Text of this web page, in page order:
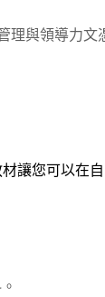
理與領導力文
讓您可以在